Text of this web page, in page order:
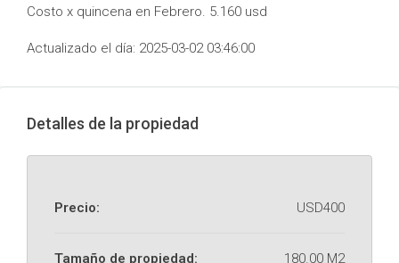
Costo x quincena en Febrero. 5.160 usd
Actualizado el día: 2025-03-02 03:46:00
Detalles de la propiedad
Precio: USD400
Tamaño de propiedad: 180.00 M2